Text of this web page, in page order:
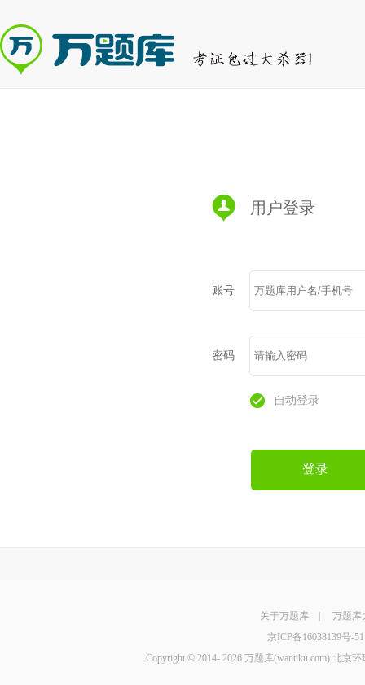
用户登录
账号
密码
自动登录
登录
关于万题库 |万题库
京ICP备16038139号-51
Copyright © 2014-2026 万题库(wantiku.com) 北京